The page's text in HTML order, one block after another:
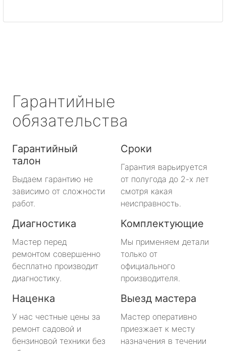
Гарантийные
обязательства
Гарантийный
талон
Выдаем гарантию не
зависимо от сложности
работ.
Сроки
Гарантия варьируется
от полугода до 2-х лет
смотря какая
неисправность.
Диагностика
Мастер перед
ремонтом совершенно
бесплатно производит
диагностику.
Комплектующие
Мы применяем детали
только от
официального
производителя.
Наценка
У нас честные цены за
ремонт садовой и
бензиновой техники без
Выезд мастера
Мастер оперативно
приезжает к месту
назначения в течении